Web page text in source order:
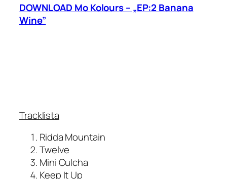
DOWNLOAD Mo Kolours – „EP:2 Banana
Wine”
Tracklista
Ridda Mountain
Twelve
Mini Culcha
Keep It Up